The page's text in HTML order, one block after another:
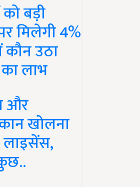
बड़ी
मिलेगी 4%
कौन उठा
लाभ
और
खोलना
लाइसेंस,